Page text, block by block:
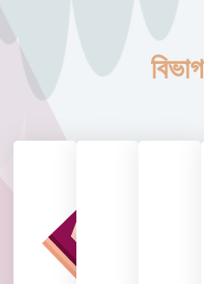
বিভাগ